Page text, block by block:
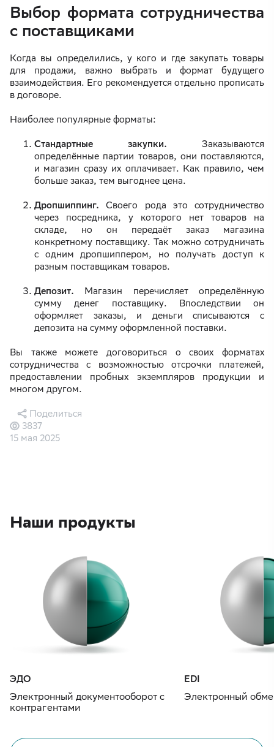
Выбор формата сотрудничества
с поставщиками
Когда вы определились, у кого и где закупать товары
для продажи, важно выбрать и формат будущего
взаимодействия. Его рекомендуется отдельно прописать
в договоре.
Наиболее популярные форматы:
Стандартные закупки. Заказываются
определённые партии товаров, они поставляются,
и магазин сразу их оплачивает. Как правило, чем
больше заказ, тем выгоднее цена.
Дропшиппинг. Своего рода это сотрудничество
через посредника, у которого нет товаров на
складе, но он передаёт заказ магазина
конкретному поставщику. Так можно сотрудничать
с одним дропшиппером, но получать доступ к
разным поставщикам товаров.
Депозит. Магазин перечисляет определённую
сумму денег поставщику. Впоследствии он
оформляет заказы, и деньги списываются с
депозита на сумму оформленной поставки.
Вы также можете договориться о своих форматах
сотрудничества с возможностью отсрочки платежей,
предоставлении пробных экземпляров продукции и
многом другом.
15 мая 2025
3837
Поделиться
Наши продукты
ЭДО
Электронный документооборот с
контрагентами
EDI
Электронный